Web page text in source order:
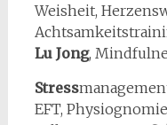
Weisheit,
Lu Jong,
Stress
EFT,